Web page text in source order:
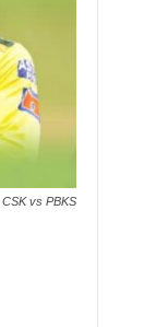
vs PBKS